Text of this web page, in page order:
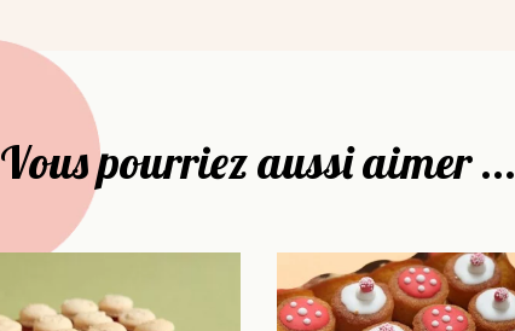
Vous pourriez aussi aimer ...